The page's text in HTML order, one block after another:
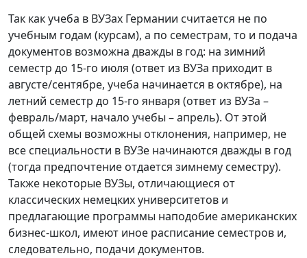
Так как учеба в ВУЗах Германии считается не по
учебным годам (курсам), а по семестрам, то и подача
документов возможна дважды в год: на зимний
семестр до 15-го июля (ответ из ВУЗа приходит в
августе/сентябре, учеба начинается в октябре), на
летний семестр до 15-го января (ответ из ВУЗа –
февраль/март, начало учебы – апрель). От этой
общей схемы возможны отклонения, например, не
все специальности в ВУЗе начинаются дважды в год
(тогда предпочтение отдается зимнему семестру).
Также некоторые ВУЗы, отличающиеся от
классических немецких университетов и
предлагающие программы наподобие американских
бизнес-школ, имеют иное расписание семестров и,
следовательно, подачи документов.